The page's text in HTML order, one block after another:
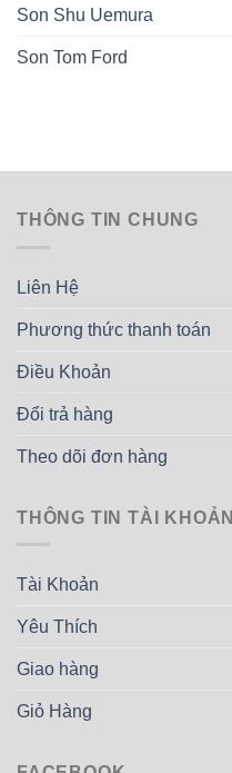
Son Shu Uemura
Son Tom Ford
THÔNG TIN CHUNG
Liên Hệ
Phương thức thanh toán
Điều Khoản
Đổi trả hàng
Theo dõi đơn hàng
THÔNG TIN TÀI KHOẢN
Tài Khoản
Yêu Thích
Giao hàng
Giỏ Hàng